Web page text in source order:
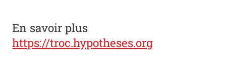
En savoir plus
https://troc.hypotheses.org